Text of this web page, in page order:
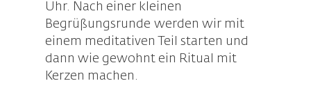
Uhr. Nach einer kleinen
Begrüßungsrunde werden wir mit
einem meditativen Teil starten und
dann wie gewohnt ein Ritual mit
Kerzen machen.